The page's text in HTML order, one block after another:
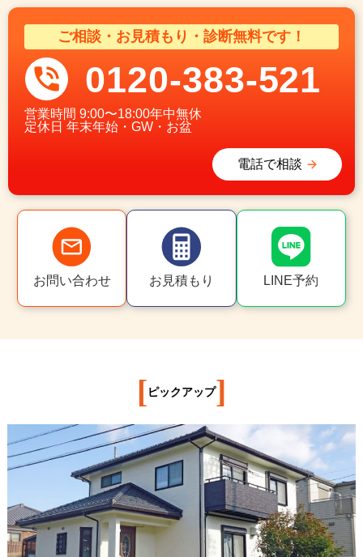
ご相談・お見積もり・診断無料です！
0120-383-521
営業時間 9:00〜18:00年中無休
定休日 年末年始・GW・お盆
電話で相談
お問い合わせ お見積もり LINE予約
[ ピックアップ]